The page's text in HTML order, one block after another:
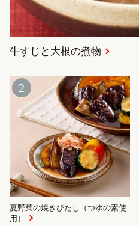
牛すじと大根の煮物
2
夏野菜の焼きびたし（つゆの素使
用）